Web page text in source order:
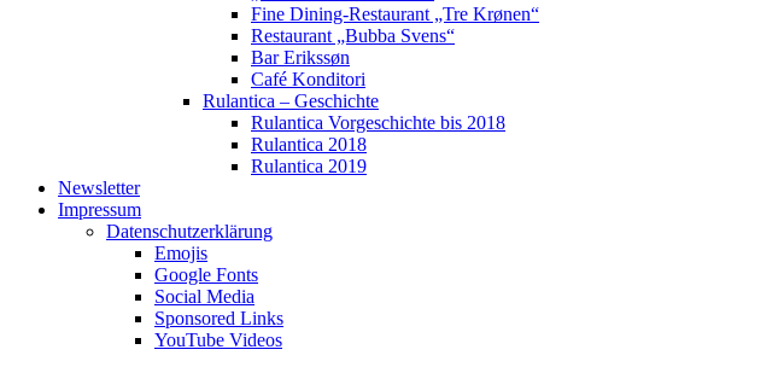
Fine Dining-Restaurant „Tre Krønen“
Restaurant „Bubba Svens“
Bar Erikssøn
Café Konditori
Rulantica – Geschichte
Rulantica Vorgeschichte bis 2018
Rulantica 2018
Rulantica 2019
Newsletter
Impressum
Datenschutzerklärung
Emojis
Google Fonts
Social Media
Sponsored Links
YouTube Videos